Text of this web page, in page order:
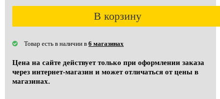
В корзину
Товар есть в наличии в 6 магазинах
Цена на сайте действует только при оформлении заказа
через интернет-магазин и может отличаться от цены в
магазинах.